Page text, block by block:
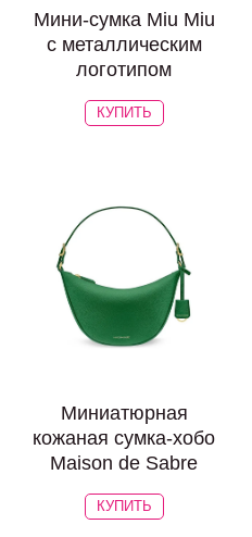
Мини-сумка Miu Miu
с металлическим
логотипом
КУПИТЬ
Миниатюрная
кожаная сумка-хобо
Maison de Sabre
КУПИТЬ